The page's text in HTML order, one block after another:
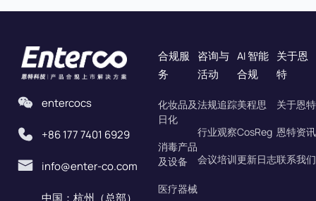
entercocs
+86 177 7401 6929
info@enter-co.com
中国：杭州（总部）
合规服
务
化妆品及
日化
消毒产品
及设备
医疗器械
咨询与
活动
法规追踪
行业观察
会议培训
AI 智能
合规
美程思
CosReg
更新日志
关于恩
特
关于恩特
恩特资讯
联系我们